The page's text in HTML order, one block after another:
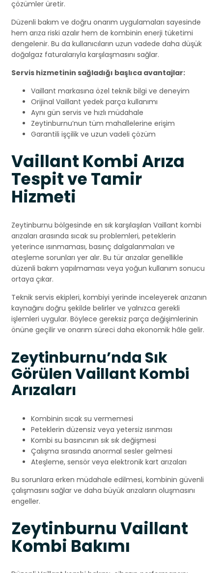
çözümler üretir.
Düzenli bakım ve doğru onarım uygulamaları sayesinde
hem arıza riski azalır hem de kombinin enerji tüketimi
dengelenir. Bu da kullanıcıların uzun vadede daha düşük
doğalgaz faturalarıyla karşılaşmasını sağlar.
Servis hizmetinin sağladığı başlıca avantajlar:
Vaillant markasına özel teknik bilgi ve deneyim
Orijinal Vaillant yedek parça kullanımı
Aynı gün servis ve hızlı müdahale
Zeytinburnu’nun tüm mahallelerine erişim
Garantili işçilik ve uzun vadeli çözüm
Vaillant Kombi Arıza
Tespit ve Tamir
Hizmeti
Zeytinburnu bölgesinde en sık karşılaşılan Vaillant kombi
arızaları arasında sıcak su problemleri, peteklerin
yeterince ısınmaması, basınç dalgalanmaları ve
ateşleme sorunları yer alır. Bu tür arızalar genellikle
düzenli bakım yapılmaması veya yoğun kullanım sonucu
ortaya çıkar.
Teknik servis ekipleri, kombiyi yerinde inceleyerek arızanın
kaynağını doğru şekilde belirler ve yalnızca gerekli
işlemleri uygular. Böylece gereksiz parça değişimlerinin
önüne geçilir ve onarım süreci daha ekonomik hâle gelir.
Zeytinburnu’nda Sık
Görülen Vaillant Kombi
Arızaları
Kombinin sıcak su vermemesi
Peteklerin düzensiz veya yetersiz ısınması
Kombi su basıncının sık sık değişmesi
Çalışma sırasında anormal sesler gelmesi
Ateşleme, sensör veya elektronik kart arızaları
Bu sorunlara erken müdahale edilmesi, kombinin güvenli
çalışmasını sağlar ve daha büyük arızaların oluşmasını
engeller.
Zeytinburnu Vaillant
Kombi Bakımı